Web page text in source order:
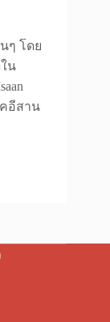
ๆ โดย
น
อีสาน